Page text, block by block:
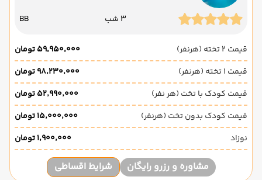
3 شب BB
قیمت 2 تخته (هرنفر)
۵۹٬۹۵۰٬۰۰۰ تومان
قیمت 1 تخته (هرنفر)
۹۸٬۲۳۰٬۰۰۰ تومان
قیمت کودک با تخت (هر نفر)
۵۲٬۹۹۰٬۰۰۰ تومان
قیمت کودک بدون تخت (هرنفر)
۱۵٬۰۰۰٬۰۰۰ تومان
نوزاد
۱٬۹۰۰٬۰۰۰ تومان
مشاوره و رزرو رایگان شرایط اقساطی